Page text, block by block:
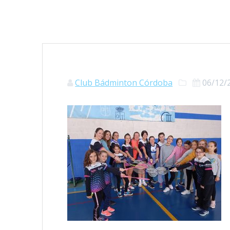
Club Bádminton Córdoba 06/12/